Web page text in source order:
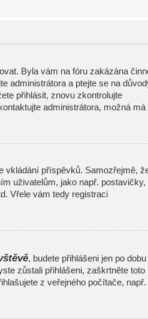
Byla vám na fóru zakázána
administrátora a ptejte se na
přihlásit, znovu zkontrolujte
administrátora, možná má
vkládání příspěvků. Samozřejmě,
uživatelům, jako např. postavičky,
Vřele vám tedy registraci
, budete přihlášeni jen po dobu
zůstali přihlášeni, zaškrtněte toto
z veřejného počítače, např.